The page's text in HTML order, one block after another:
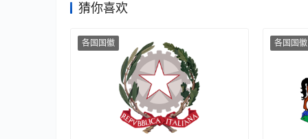
猜你喜欢
各国国徽 各国国徽